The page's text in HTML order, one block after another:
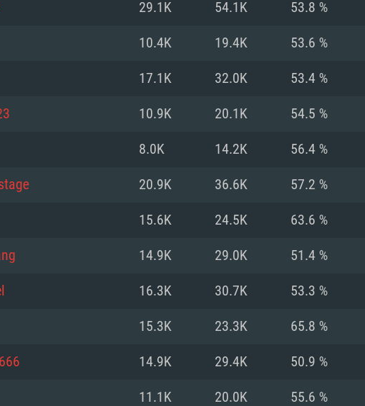
시스템 요구
MAC
10 (64 bit)
듀얼코어 이상
11 이상을 지원하는 AMD
권장
운영체
프로세
메모리:
그래픽
Big Sur 11.0
GHz의 Core i5 (Intel Xeon 은 지
권장
운영체
프로세
중 최신 버전
듀얼코어
을 지원하고, 최신 그래픽 드라
권장
운영체
프로세
메모리:
그래픽
29.1K 54.1K 53.8 %
10.4K 19.4K 53.6 %
17.1K 32.0K 53.4 %
10.9K 20.1K 54.5 %
8.0K 14.2K 56.4 %
20.9K 36.6K 57.2 %
15.6K 24.5K 63.6 %
14.9K 29.0K 51.4 %
16.3K 30.7K 53.3 %
15.3K 23.3K 65.8 %
14.9K 29.4K 50.9 %
11.1K 20.0K 55.6 %